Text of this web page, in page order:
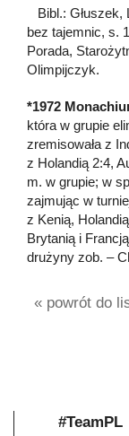
Bibl.: Głuszek,
bez tajemnic, s.
Porada,
Olimpijczyk.
*1972
która w grupie
zremisowała z
z Holandią 2:4,
m. w grupie; w
zajmując w
z Kenią,
Brytanią i
drużyny zob. –
« powrót do
#TeamPL